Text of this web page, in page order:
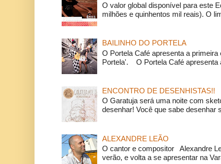
O valor global disponível para este
milhões e quinhentos mil reais). O
BAILINHO DO PORTELA
O Portela Café apresenta a
Portela'. O Portela Café apresenta
ENCONTRO DE DESENHISTAS!!
O Garatuja será uma noite com
desenhar! Você que sabe desenhar
ALEXANDRE LEÃO
O cantor e compositor Alexandre
verão, e volta a se apresentar na